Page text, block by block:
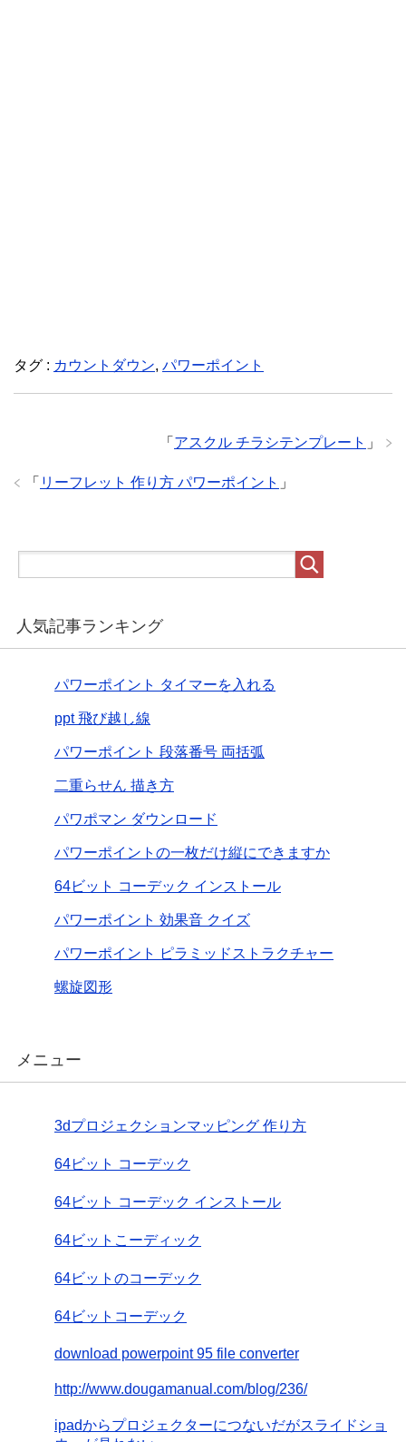
タグ : カウントダウン, パワーポイント
「 アスクル チラシテンプレート 」
「 リーフレット 作り方 パワーポイント 」
人気記事ランキング
パワーポイント タイマーを入れる
ppt 飛び越し線
パワーポイント 段落番号 両括弧
二重らせん 描き方
パワポマン ダウンロード
パワーポイントの一枚だけ縦にできますか
64ビット コーデック インストール
パワーポイント 効果音 クイズ
パワーポイント ピラミッドストラクチャー
螺旋図形
メニュー
3dプロジェクションマッピング 作り方
64ビット コーデック
64ビット コーデック インストール
64ビットこーディック
64ビットのコーデック
64ビットコーデック
download powerpoint 95 file converter
http://www.dougamanual.com/blog/236/
ipadからプロジェクターにつないだがスライドショ